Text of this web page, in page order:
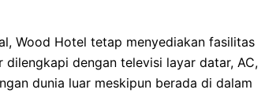
Wood Hotel tetap menyediakan fasilitas
dengan televisi layar datar, AC,
dunia luar meskipun berada di dalam